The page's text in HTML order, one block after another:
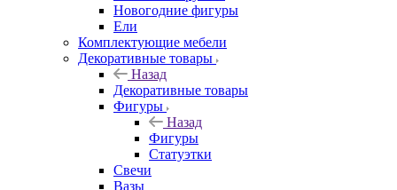
Новогодние фигуры
Ели
Комплектующие мебели
Декоративные товары
Назад
Декоративные товары
Фигуры
Назад
Фигуры
Статуэтки
Свечи
Вазы